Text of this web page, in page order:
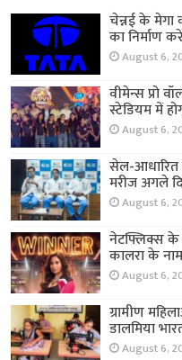
चेन्नई के मेगा
का निर्माण
August 6,
वीमेन्स प्रो
स्टेडियम में
August 6,
सेल-आधारित
मरीज अगले
August 6,
नेटफ्लिक्स के
कालरा के नाम
August 6,
ग्रामीण
डालमिया
August 6,